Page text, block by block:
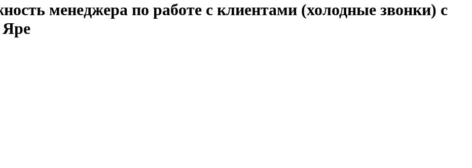
менеджера по работе с клиентами (холодные звонки) с
Яре